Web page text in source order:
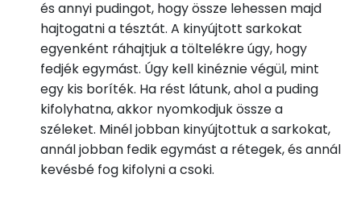
Niacin - B3 vitamin:
B6 vitamin:
E vitamin:
Fehérje
és annyi pudingot, hogy össze lehessen majd
hajtogatni a tésztát. A kinyújtott sarkokat
egyenként ráhajtjuk a töltelékre úgy, hogy
fedjék egymást. Úgy kell kinéznie végül, mint
egy kis boríték. Ha rést látunk, ahol a puding
kifolyhatna, akkor nyomkodjuk össze a
széleket. Minél jobban kinyújtottuk a sarkokat,
annál jobban fedik egymást a rétegek, és annál
kevésbé fog kifolyni a csoki.